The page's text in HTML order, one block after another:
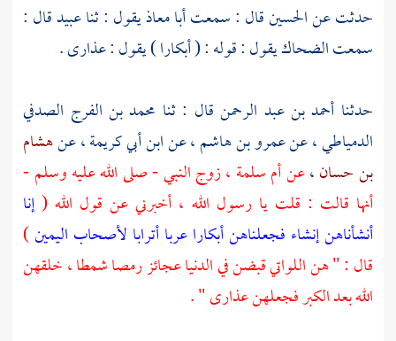
حدثت عنالحسينقال : سمعتأبا معاذيقول : ثناعبيدقال :
سمعتالضحاكيقول : قوله : ( أبكارا ) يقول : عذارى .
حدثنا أحمد بن عبد الرحمن قال : ثنا محمد بن الفرج الصدفي
الدمياطي، عنعمرو بن هاشم، عنابن أبي كريمة، عنهشام
بن حسان،عنأم سلمة ،زوج النبي - صلى الله عليه وسلم -
أنها قالت : قلت يا رسول الله ، أخبرني عن قول الله (إنا
أنشأناهن إنشاء فجعلناهن أبكارا عربا أترابا لأصحاب اليمين)
قال : " هن اللواتي قبضن في الدنيا عجائز رمصا شمطا ، خلقهن
الله بعد الكبر فجعلهن عذارى " .